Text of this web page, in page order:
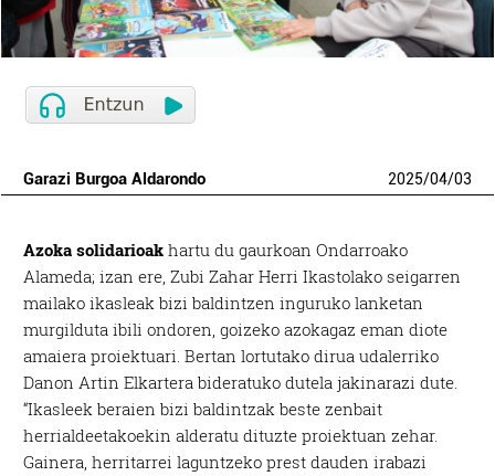
Garazi Burgoa Aldarondo 2025/04/03
Azoka solidarioak hartu du gaurkoan Ondarroako
Alameda; izan ere, Zubi Zahar Herri Ikastolako seigarren
mailako ikasleak bizi baldintzen inguruko lanketan
murgilduta ibili ondoren, goizeko azokagaz eman diote
amaiera proiektuari. Bertan lortutako dirua udalerriko
Danon Artin Elkartera bideratuko dutela jakinarazi dute.
“Ikasleek beraien bizi baldintzak beste zenbait
herrialdeetakoekin alderatu dituzte proiektuan zehar.
Gainera, herritarrei laguntzeko prest dauden irabazi